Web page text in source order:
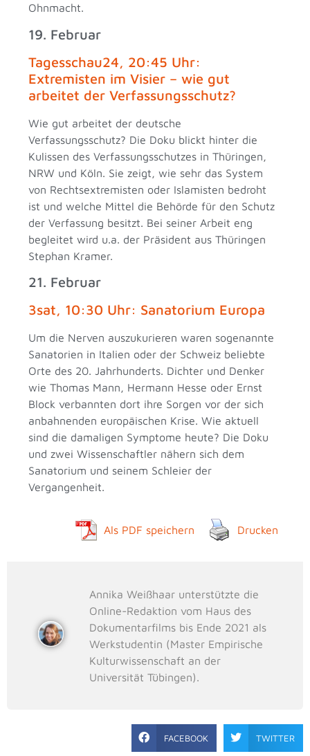
Ohnmacht.
19. Februar
Tagesschau24, 20:45 Uhr:
Extremisten im Visier – wie gut
arbeitet der Verfassungsschutz?
Wie gut arbeitet der deutsche
Verfassungsschutz? Die Doku blickt hinter die
Kulissen des Verfassungsschutzes in Thüringen,
NRW und Köln. Sie zeigt, wie sehr das System
von Rechtsextremisten oder Islamisten bedroht
ist und welche Mittel die Behörde für den Schutz
der Verfassung besitzt. Bei seiner Arbeit eng
begleitet wird u.a. der Präsident aus Thüringen
Stephan Kramer.
21. Februar
3sat, 10:30 Uhr: Sanatorium Europa
Um die Nerven auszukurieren waren sogenannte
Sanatorien in Italien oder der Schweiz beliebte
Orte des 20. Jahrhunderts. Dichter und Denker
wie Thomas Mann, Hermann Hesse oder Ernst
Block verbannten dort ihre Sorgen vor der sich
anbahnenden europäischen Krise. Wie aktuell
sind die damaligen Symptome heute? Die Doku
und zwei Wissenschaftler nähern sich dem
Sanatorium und seinem Schleier der
Vergangenheit.
Als PDF speichern Drucken
Annika Weißhaar unterstützte die
Online-Redaktion vom Haus des
Dokumentarfilms bis Ende 2021 als
Werkstudentin (Master Empirische
Kulturwissenschaft an der
Universität Tübingen).
FACEBOOK TWITTER